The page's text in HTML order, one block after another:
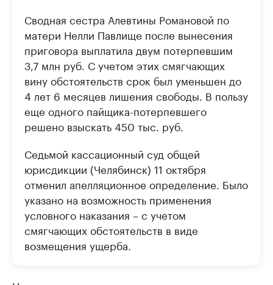
Сводная сестра Алевтины Романовой по
матери Нелли Павлище после вынесения
приговора выплатила двум потерпевшим
3,7 млн руб. С учетом этих смягчающих
вину обстоятельств срок был уменьшен до
4 лет 6 месяцев лишения свободы. В пользу
еще одного пайщика-потерпевшего
решено взыскать 450 тыс. руб.
Седьмой кассационный суд общей
юрисдикции (Челябинск) 11 октября
отменил апелляционное определение. Было
указано на возможность применения
условного наказания – с учетом
смягчающих обстоятельств в виде
возмещения ущерба.